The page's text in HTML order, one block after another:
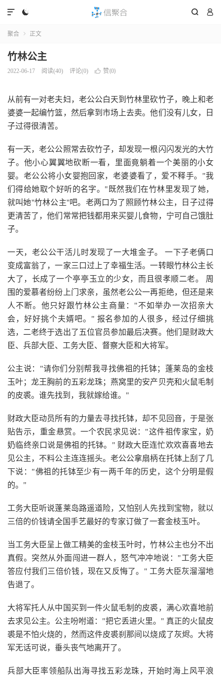
  

聚合  正文
竹林公主
2022-06-17 阅读(40) 评论(0)  赞(0)
从前有一对老夫妇，老公公白天到竹林里砍竹子，晚上和老
婆婆一起编竹篮，然后拿到市场上去卖。他们没有儿女，日
子过得很清苦。
有一天，老公公照常去砍竹子，却发现一根闪闪发光的大竹
子。他小心翼翼地砍断一看，里面竟躺着一个美丽的小女
婴。老公公将小女婴抱回家，老婆婆看了，爱不释手。"我
们得给她取个好听的名字。"既然我们在竹林里发现了她，
就叫她''竹林公主''吧。老两口为了照顾竹林公主，日子过得
更清苦了，他们常常把钱都用来买婴儿食物，宁可自己饿肚
子。
一天，老公公干活儿时发现了一大堆金子。 一下子老俩口
变成富翁了，一家三口过上了幸福生活。一转眼竹林公主长
大了，长成了一个亭亭玉立的少女，而且很孝顺二老。 周
围的爱慕者纷纷上门求亲，虽然老公公一再拒绝，但还是来
人不断。他只好跟竹林公主商量："不如举办一次招亲大
会，好好挑个夫婿吧。" 报名参加的人很多，经过仔细挑
选，二老终于选出了五位官员参加最后决赛。他们是财政大
臣、兵部大臣、工务大臣、督察大臣和大将军。
公主说："请你们分别帮我寻找佛祖的托钵；蓬莱岛的金枝
玉叶；龙王胸前的五彩龙珠；燕窝里的安产贝壳和火鼠毛制
的皮裘。谁先找到，我就嫁给谁。"
财政大臣动员所有的力量去寻找托钵，却不见回音，于是张
贴告示，重金悬赏。一个农民求见说："这件祖传家宝，奶
奶临终亲口说是佛祖的托钵。" 财政大臣连忙欢欢喜喜地去
见公主，不料公主连连摇头。老公公拿扇柄在托钵上刮了几
下说："佛祖的托钵至少有一两千年的历史，这个分明是假
的。"
工务大臣听说蓬莱岛路遥道险，又怕别人先找到宝物，就以
三倍的价钱请全国手艺最好的专家订做了一套金枝玉叶。
当工务大臣呈上做工精美的金枝玉叶时，竹林公主也分不出
真假。突然从外面闯进一群人，怒气冲冲地说："工务大臣
答应付我们三倍价钱，现在又反悔了。" 工务大臣灰溜溜地
告退了。
大将军托人从中国买到一件火鼠毛制的皮裘，满心欢喜地前
去求见公主。公主吩咐道："把它丢进火里。" 真正的火鼠皮
裘是不怕火烧的，然而这件皮裘刹那间以烧成了灰烬。大将
军无话可说，垂头丧气地离开了。
兵部大臣率领船队出海寻找五彩龙珠，开始时海上风平浪